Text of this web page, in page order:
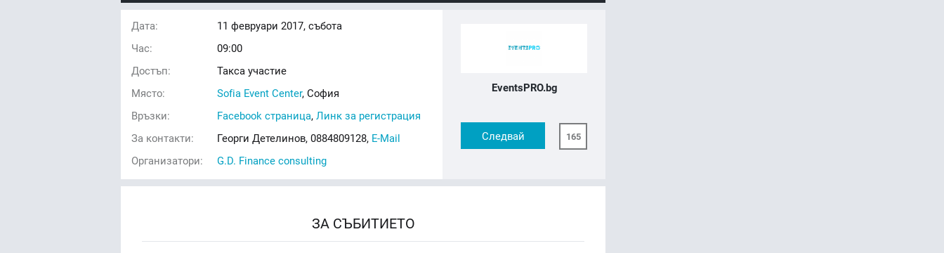
Дата: 11 февруари 2017, събота
Час:
09:00
Достъп:
Такса участие
Място:
Sofia Event Center, София
Връзки:
Facebook страница, Линк за регистрация
За контакти:
Георги Детелинов, 0884809128, E-Mail
Организатори:
G.D. Finance consulting
EventsPRO.bg
Следвай 165
ЗА СЪБИТИЕТО